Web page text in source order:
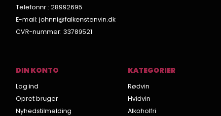
Telefonnr.: 28992695
E-mail: johnni@falkenstenvin.dk
CVR-nummer: 33789521
DIN KONTO
Log ind
Opret bruger
Nyhedstilmelding
KATEGORIER
Rødvin
Hvidvin
Alkoholfri